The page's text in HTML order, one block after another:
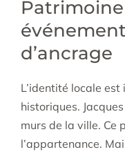
d’ancrage
L’identité locale
historiques.
murs de la ville. Ce
l’appartenance.